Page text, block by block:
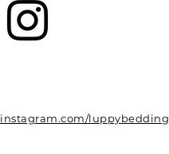
instagram.com/luppybedding